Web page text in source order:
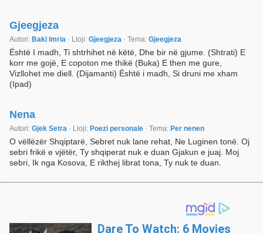
Gjeegjeza
Autori: Baki Imria · Lloji: Gjeegjeza · Tema: Gjeegjeza
Është I madh, Ti shtrhihet në këtë, Dhe bir në gjume. (Shtrati) E
korr me gojë, E copoton me thikë (Buka) E then me gure,
Vizllohet me diell. (Dijamanti) Është i madh, Si druni me xham
(Ipad)
Nena
Autori: Gjek Setra · Lloji: Poezi personale · Tema: Per nenen
O vëllëzër Shqiptarë, Sebret nuk lane rehat, Ne Luginen tonë. Oj
sebri frikë e vjëtër, Ty shqiperat nuk e duan Gjakun e juaj. Moj
sebri, Ik nga Kosova, E rikthej librat tona, Ty nuk te duan.